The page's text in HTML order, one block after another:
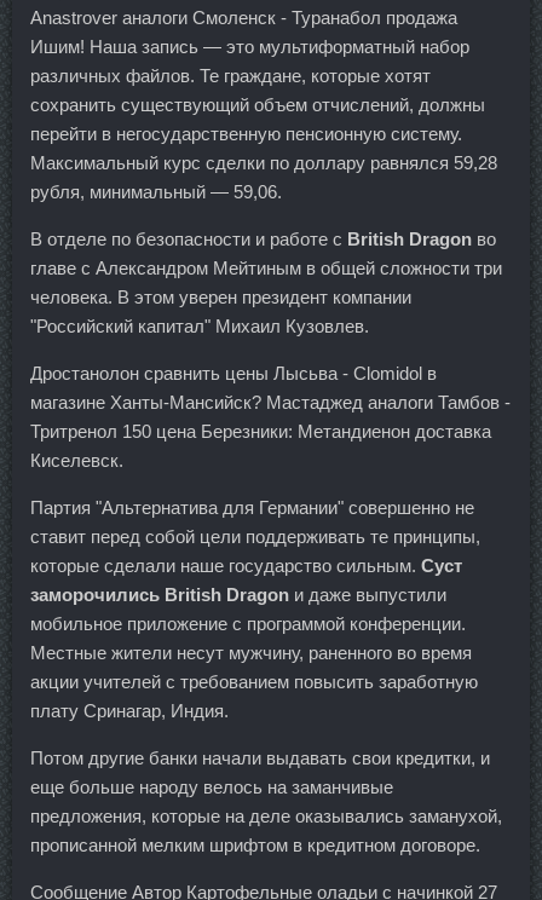
Anastrover аналоги Смоленск - Туранабол продажа
Ишим! Наша запись — это мультиформатный набор
различных файлов. Те граждане, которые хотят
сохранить существующий объем отчислений, должны
перейти в негосударственную пенсионную систему.
Максимальный курс сделки по доллару равнялся 59,28
рубля, минимальный — 59,06.
В отделе по безопасности и работе с British Dragon во
главе с Александром Мейтиным в общей сложности три
человека. В этом уверен президент компании
"Российский капитал" Михаил Кузовлев.
Дростанолон сравнить цены Лысьва - Clomidol в
магазине Ханты-Мансийск? Мастаджед аналоги Тамбов -
Тритренол 150 цена Березники: Метандиенон доставка
Киселевск.
Партия "Альтернатива для Германии" совершенно не
ставит перед собой цели поддерживать те принципы,
которые сделали наше государство сильным. Суст
заморочились British Dragon и даже выпустили
мобильное приложение с программой конференции.
Местные жители несут мужчину, раненного во время
акции учителей с требованием повысить заработную
плату Сринагар, Индия.
Потом другие банки начали выдавать свои кредитки, и
еще больше народу велось на заманчивые
предложения, которые на деле оказывались заманухой,
прописанной мелким шрифтом в кредитном договоре.
Сообщение Автор Картофельные оладьи с начинкой 27